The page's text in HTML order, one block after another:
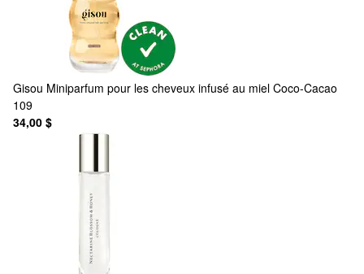
Gisou Miniparfum pour les cheveux infusé au miel Coco-Cacao
109
34,00 $